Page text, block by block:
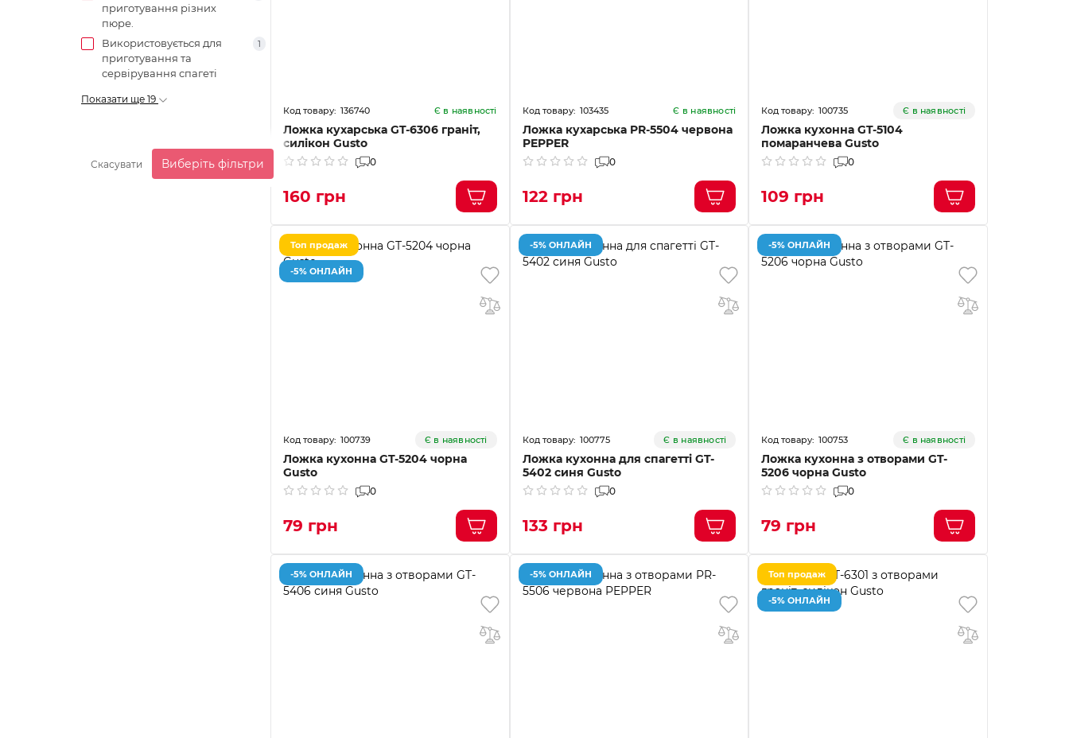
приготування різних
пюре.
Використовується для
приготування та
сервірування спагеті
1
Показати ще 19
Скасувати Виберіть фільтри
136740 Є в наявності
Ложка кухарська GT-6306 граніт,
силікон Gusto
0
160 грн
103435 Є в наявності
Ложка кухарська PR-5504 червона
PEPPER
0
122 грн
100735 Є в наявності
Ложка кухонна GT-5104
помаранчева Gusto
0
109 грн
Топ продаж
-5% ОНЛАЙН
100739 Є в наявності
Ложка кухонна GT-5204 чорна
Gusto
0
79 грн
-5% ОНЛАЙН
100775 Є в наявності
Ложка кухонна для спагетті GT-
5402 синя Gusto
0
133 грн
-5% ОНЛАЙН
100753 Є в наявності
Ложка кухонна з отворами GT-
5206 чорна Gusto
0
79 грн
-5% ОНЛАЙН -5% ОНЛАЙН Топ продаж
-5% ОНЛАЙН